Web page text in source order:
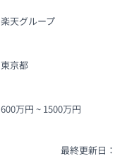
楽天グループ
東京都
600万円 ~ 1500万円
最終更新日